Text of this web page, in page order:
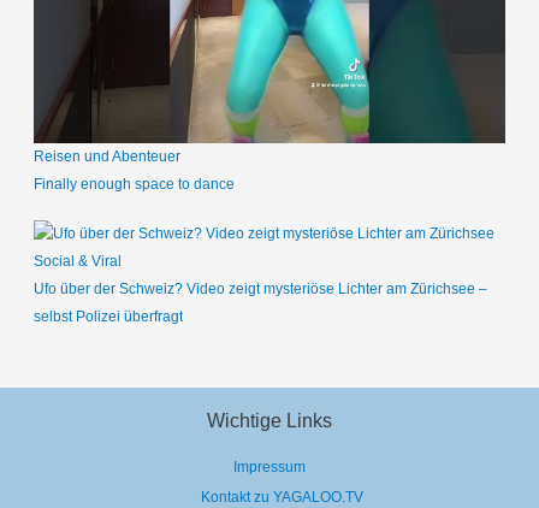
Reisen und Abenteuer
Finally enough space to dance
Social & Viral
Ufo über der Schweiz? Video zeigt mysteriöse Lichter am Zürichsee –
selbst Polizei überfragt
Wichtige Links
Impressum
Kontakt zu YAGALOO.TV